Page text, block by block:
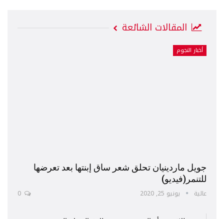
المقالات الشائعة
أخبار النجوم
جويل ماردينيان تحلق شعر ساق إبنتها بعد تعرضها
للتنمر(فيديو)
عالية يونيو 25, 2020